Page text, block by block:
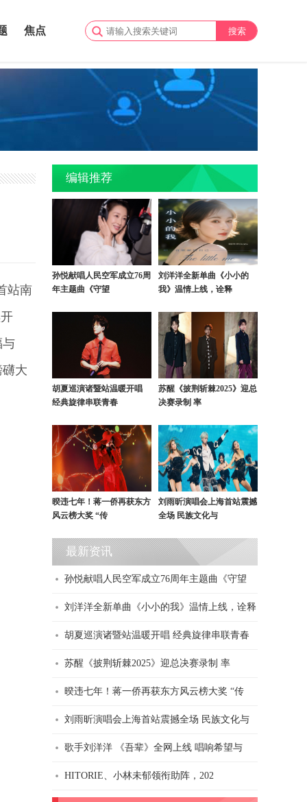
焦点
站南
与
大
编辑推荐
孙悦献唱人民空军成立76周
年主题曲《守望
刘洋洋全新单曲《小小的
我》温情上线，诠释
胡夏巡演诸暨站温暖开唱
经典旋律串联青春
苏醒《披荆斩棘2025》迎总
决赛录制 率
暌违七年！蒋一侨再获东方
风云榜大奖 “传
刘雨昕演唱会上海首站震撼
全场 民族文化与
最新资讯
孙悦献唱人民空军成立76周年主题曲《守望
刘洋洋全新单曲《小小的我》温情上线，诠释
胡夏巡演诸暨站温暖开唱 经典旋律串联青春
苏醒《披荆斩棘2025》迎总决赛录制 率
暌违七年！蒋一侨再获东方风云榜大奖 “传
刘雨昕演唱会上海首站震撼全场 民族文化与
歌手刘洋洋 《吾辈》全网上线 唱响希望与
HITORIE、小林未郁领衔助阵，202